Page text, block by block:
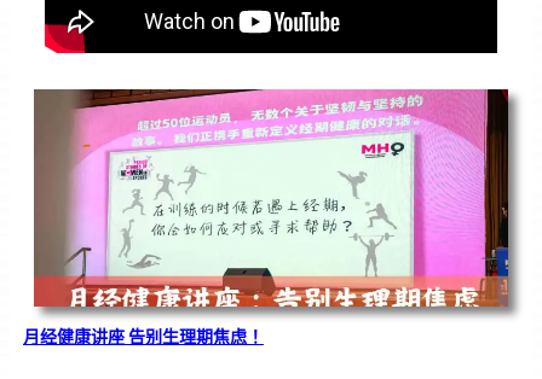
月经健康讲座 告别生理期焦虑！